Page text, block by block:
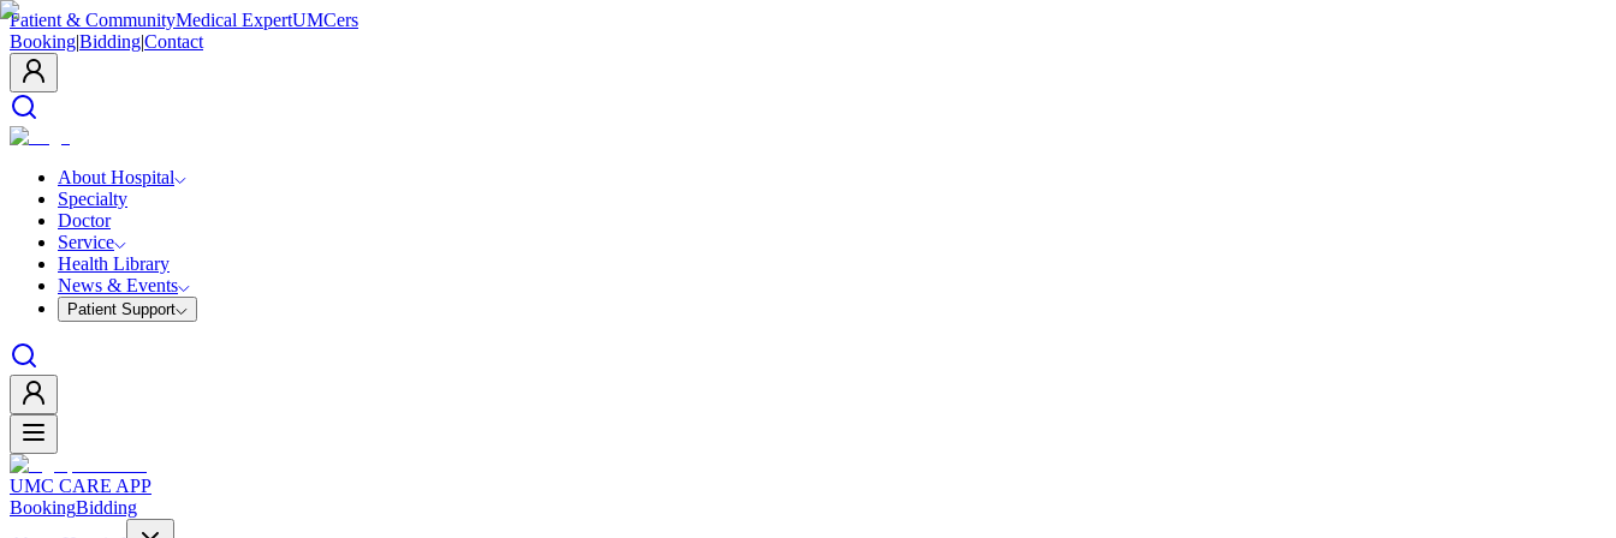
Patient & CommunityMedical ExpertUMCers
Booking|Bidding|Contact
About Hospital
Specialty
Doctor
Service
Health Library
News & Events
Patient Support
UMC CARE APP
BookingBidding